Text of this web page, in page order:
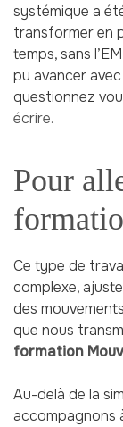
systémique a
transformer en
temps, sans
pu avancer
questionnez
écrire.
Pour
Ce type de
complexe,
des
que nous
formation
Au-delà de la
accompagnons